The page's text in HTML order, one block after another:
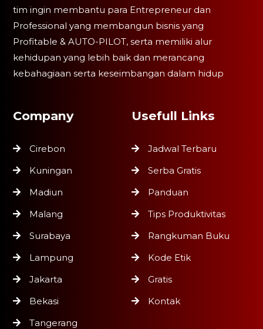
tim ingin membantu para Entrepreneur dan
Professional yang membangun bisnis yang
Profitable & AUTO-PILOT, serta memiliki alur
kehidupan yang lebih baik dan merancang
kebahagiaan serta keseimbangan dalam hidup
Company
Cirebon
Kuningan
Madiun
Malang
Surabaya
Lampung
Jakarta
Bekasi
Tangerang
Usefull Links
Jadwal Terbaru
Serba Gratis
Panduan
Tips Produktivitas
Rangkuman Buku
Kode Etik
Gratis
Kontak